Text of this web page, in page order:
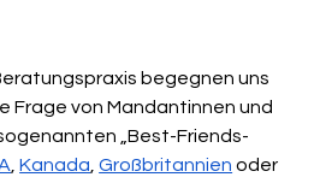
begegnen uns
Frage von Mandantinnen und
„Best-Friends-
, Kanada , Großbritannien oder